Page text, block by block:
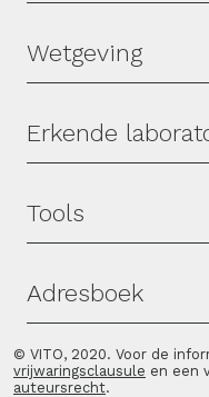
Wetgeving
Erkende
Tools
Adresboek
© VITO, 2020. Voor de
vrijwaringsclausule en een
auteursrecht.